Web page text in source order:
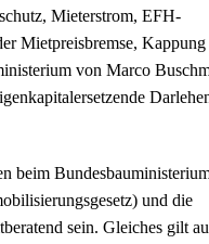
Mieterstrom, EFH-
Mietpreisbremse, Kappung
von Marco
beim
und die
sein. Gleiches gilt